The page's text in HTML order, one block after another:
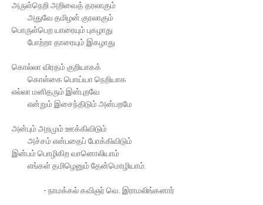
அருள்நெறி அறிவைத் தரலாகும்
அதுவே தமிழன் குரலாகும்
பொருள்பெற யாரையும் புகழாது
போற்றா தாரையும் இகழாது
கொல்லா விரதம் குறியாகக்
கொள்கை பொய்யா நெறியாக
எல்லா மனிதரும் இன்புறவே
என்றும் இசைந்திடும் அன்பறமே
அன்பும் அறமும் ஊக்கிவிடும்
அச்சம் என்பதைப் போக்கிவிடும்
இன்பம் பொழிகிற வானொலியாம்
எங்கள் தமிழெனும் தேன்மொழியாம்.
- நாமக்கல் கவிஞர் வெ. இராமலிங்கனார்